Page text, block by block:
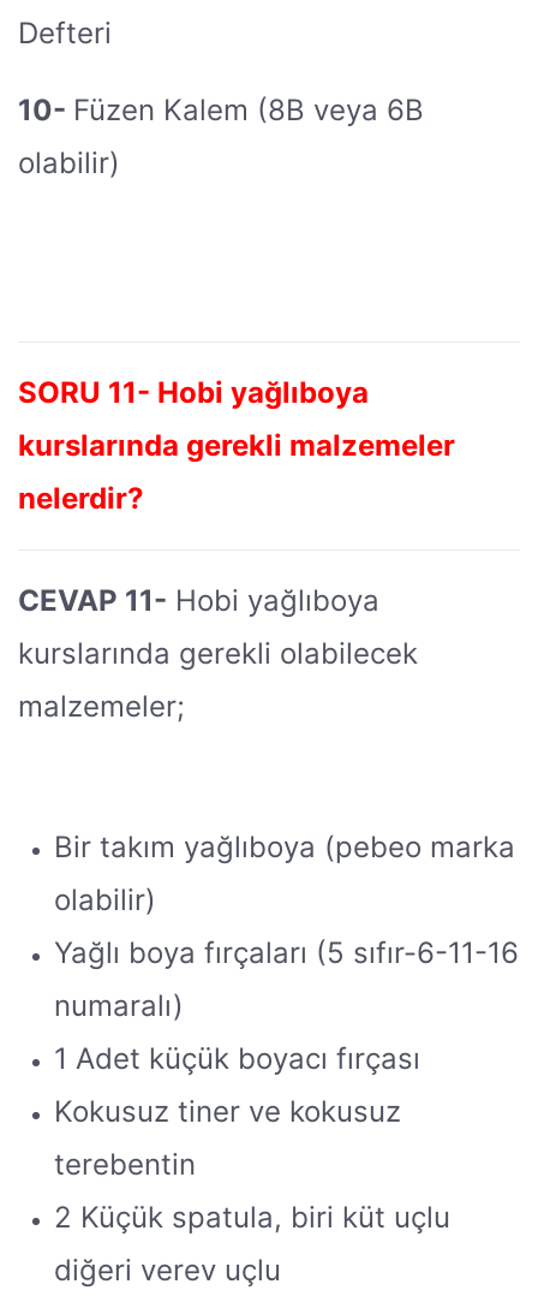
Defteri
10- Füzen Kalem (8B veya 6B
olabilir)
SORU 11- Hobi yağlıboya
kurslarında gerekli malzemeler
nelerdir?
CEVAP 11- Hobi yağlıboya
kurslarında gerekli olabilecek
malzemeler;
Bir takım yağlıboya (pebeo marka
olabilir)
Yağlı boya fırçaları (5 sıfır-6-11-16
numaralı)
1 Adet küçük boyacı fırçası
Kokusuz tiner ve kokusuz
terebentin
2 Küçük spatula, biri küt uçlu
diğeri verev uçlu